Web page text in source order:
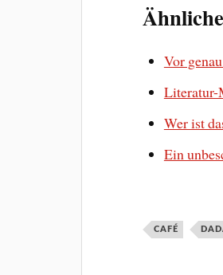
Vor
Literatur-
Wer ist
Ein
CAFÉ